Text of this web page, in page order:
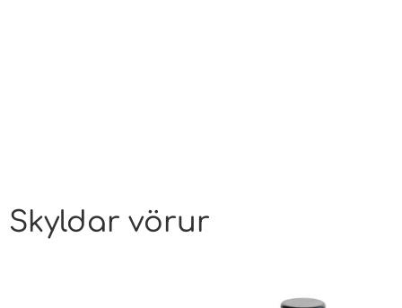
Skyldar vörur